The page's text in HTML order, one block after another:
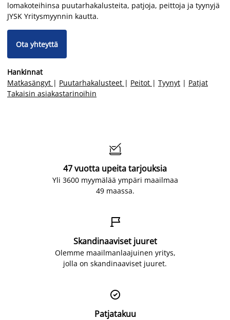
lomakoteihinsa puutarhakalusteita, patjoja, peittoja ja tyynyjä
JYSK Yritysmyynnin kautta.
Ota yhteyttä
Hankinnat
Matkasängyt | Puutarhakalusteet | Peitot | Tyynyt | Patjat
Takaisin asiakastarinoihin

47 vuotta upeita tarjouksia
Yli 3600 myymälää ympäri maailmaa
49 maassa.

Skandinaaviset juuret
Olemme maailmanlaajuinen yritys,
jolla on skandinaaviset juuret.

Patjatakuu